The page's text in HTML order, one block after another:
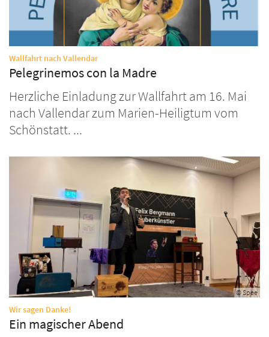
Wallfahrt nach Vallendar:
Pelegrinemos con la Madre
Herzliche Einladung zur Wallfahrt am 16. Mai
nach Vallendar zum Marien-Heiligtum vom
Schönstatt. ...
© Spee
Wir sagen Danke!
Ein magischer Abend